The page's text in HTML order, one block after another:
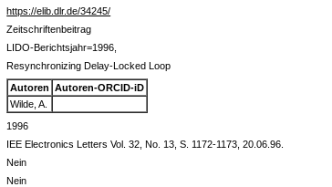
https://elib.dlr.de/34245/
Zeitschriftenbeitrag
LIDO-Berichtsjahr=1996,
Resynchronizing Delay-Locked Loop
Autoren Autoren-ORCID-iD
Wilde, A.
1996
IEE Electronics Letters Vol. 32, No. 13, S. 1172-1173, 20.06.96.
Nein
Nein